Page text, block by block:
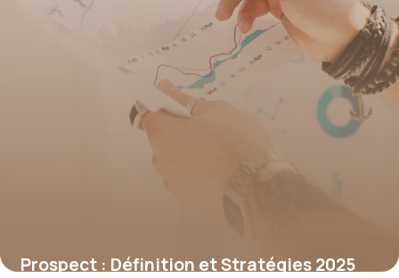
Prospect : Définition et Stratégies 2025